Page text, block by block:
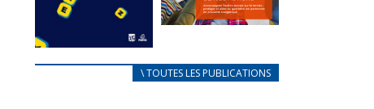
au coeur de
nos actions
\ TOUTES LES PUBLICATIONS